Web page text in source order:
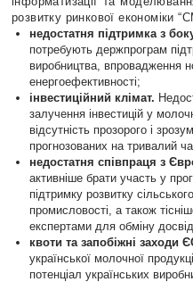
розвитку ринкової економіки
недостатня підтримка з
потребують держпрограм
виробництва, впровадження
енергоефективності;
інвестиційний клімат.
залучення інвестицій у
відсутність прозорого і
прогнозованих на тривалий
недостатня співпраця з
активніше брати участь у
підтримку розвитку
промисловості, а також
експертами для обміну
квоти та запобіжні заходи
української молочної
потенціал українських